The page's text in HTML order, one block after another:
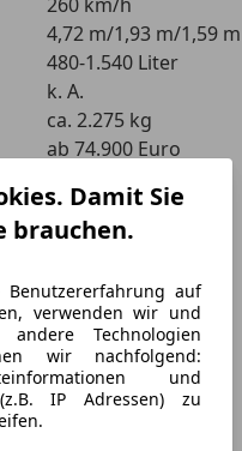
Damit Sie
brauchen.
auf
verwenden wir und
Technologien
wir nachfolgend:
und
IP Adressen) zu
4,72 m/1,93 m/1,59 m
480-1.540 Liter
k. A.
ca. 2.275 kg
ab 74.900 Euro